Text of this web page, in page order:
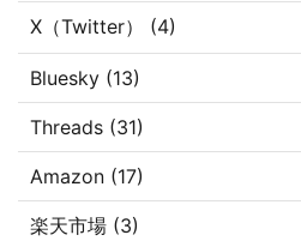
X（Twitter） (4)
Bluesky (13)
Threads (31)
Amazon (17)
楽天市場 (3)